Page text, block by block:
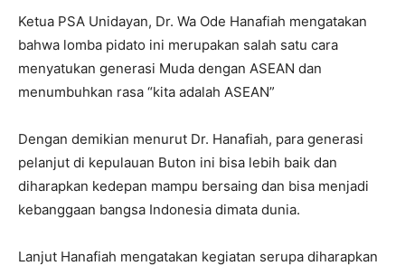
Ketua PSA Unidayan, Dr. Wa Ode Hanafiah mengatakan
bahwa lomba pidato ini merupakan salah satu cara
menyatukan generasi Muda dengan ASEAN dan
menumbuhkan rasa “kita adalah ASEAN”
Dengan demikian menurut Dr. Hanafiah, para generasi
pelanjut di kepulauan Buton ini bisa lebih baik dan
diharapkan kedepan mampu bersaing dan bisa menjadi
kebanggaan bangsa Indonesia dimata dunia.
Lanjut Hanafiah mengatakan kegiatan serupa diharapkan